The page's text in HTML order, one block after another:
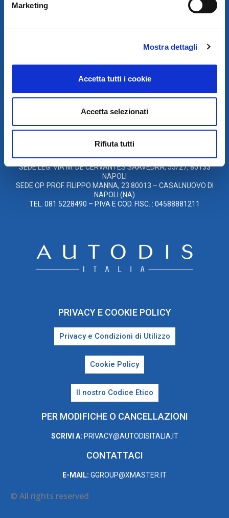
Marketing
Mostra dettagli
Accetta tutti i cookie
Accetta selezionati
Rifiuta tutti
© 2021
GLOBAL SERVICE CAR S.R.L.
SOCIETÀ SOGGETTA A DIREZIONE E COORDINAMENTO DELLA
AUTODIS ITALIA HOLDING S.R.L.
SEDE LEG. VIA M. DE CERVANTES SAAVEDRA, 55/27, 80133
NAPOLI
SEDE OP. PROF. FILIPPO MANNA, 23 80013 – CASALNUOVO DI
NAPOLI (NA)
TEL. 081 5228490 – P.IVA E COD. FISC. : 04588881211
PRIVACY E COOKIE POLICY
Privacy e Condizioni di Utilizzo
Cookie Policy
Il nostro Codice Etico
PER MODIFICHE O CANCELLAZIONI
SCRIVI A: PRIVACY@AUTODISITALIA.IT
CONTATTACI
E-MAIL: GGROUP@XMASTER.IT
© All rights reserved